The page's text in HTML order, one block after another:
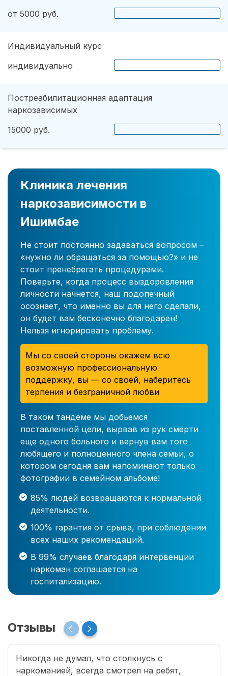
от 5000 руб.
Индивидуальный курс
индивидуально
Постреабилитационная адаптация
наркозависимых
15000 руб.
Клиника лечения
наркозависимости в
Ишимбае
Не стоит постоянно задаваться вопросом –
«нужно ли обращаться за помощью?» и не
стоит пренебрегать процедурами.
Поверьте, когда процесс выздоровления
личности начнется, наш подопечный
осознает, что именно вы для него сделали,
он будет вам бесконечно благодарен!
Нельзя игнорировать проблему.
Мы со своей стороны окажем всю
возможную профессиональную
поддержку, вы — со своей, наберитесь
терпения и безграничной любви
В таком тандеме мы добьемся
поставленной цели, вырвав из рук смерти
еще одного больного и вернув вам того
любящего и полноценного члена семьи, о
котором сегодня вам напоминают только
фотографии в семейном альбоме!
85% людей возвращаются к нормальной
деятельности.
100% гарантия от срыва, при соблюдении
всех наших рекомендаций.
В 99% случаев благодаря интервенции
наркоман соглашается на
госпитализацию.
Отзывы
Никогда не думал, что столкнусь с
наркоманией, всегда смотрел на ребят,